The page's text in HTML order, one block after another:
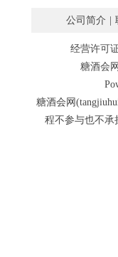
公司简介
经营许可
糖酒会
糖酒会网
程不参与也不承